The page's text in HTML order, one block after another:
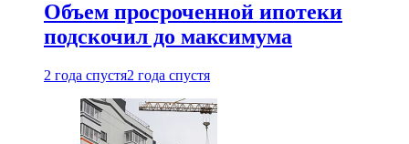
Объем просроченной ипотеки
подскочил до максимума
2 года спустя2 года спустя